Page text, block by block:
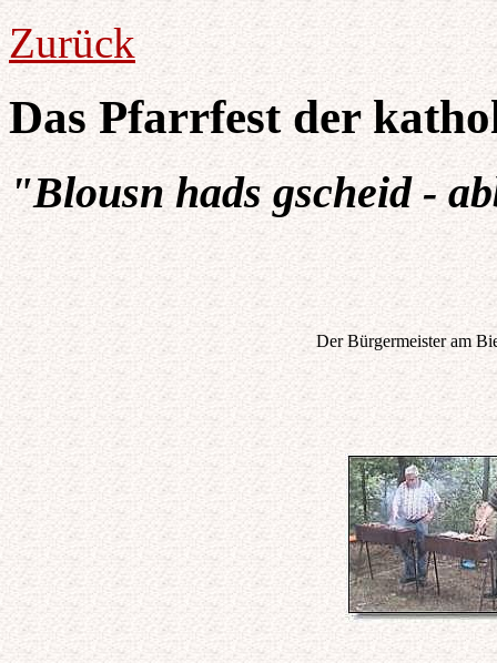
Zurück
Das Pfarrfest der
"Blousn hads gscheid -
Der Bürgermeister am